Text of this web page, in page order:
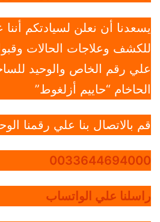
يسعدنا أن نعلن لسيادتكم
للكشف وعلاجات الحالات
علي رقم الخاص والوحيد
الحاخام “حاييم أزلغوط”
قم بالاتصال بنا علي رقمنا
0033644694000
راسلنا علي الواتساب